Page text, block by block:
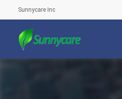
Sunnycare Inc